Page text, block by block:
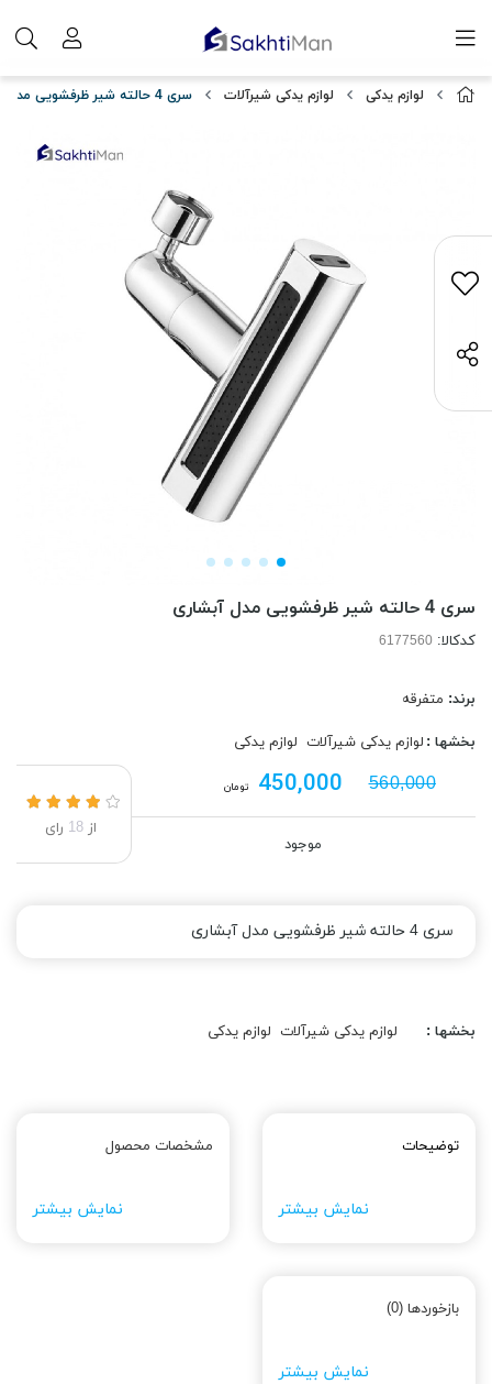
لوازم یدکی لوازم یدکی شیرآلات سری 4 حالته شیر ظرفشویی مدل آبشاری
سری 4 حالته شیر ظرفشویی مدل آبشاری
کدکالا:
برند: متفرقه
بخشها : لوازم یدکی شیرآلات لوازم یدکی
560,000
450,000 تومان
موجود
از18 رای
سری 4 حالته شیر ظرفشویی مدل آبشاری
بخشها : لوازم یدکی شیرآلات لوازم یدکی
توضیحات
نمایش بیشتر
مشخصات محصول
نمایش بیشتر
بازخوردها (0)
نمایش بیشتر